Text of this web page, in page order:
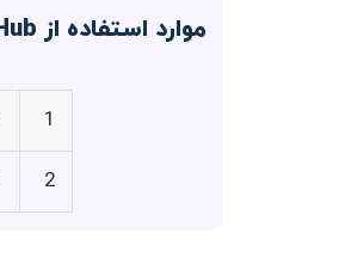
موارد استفاده از SoraHub
1
2